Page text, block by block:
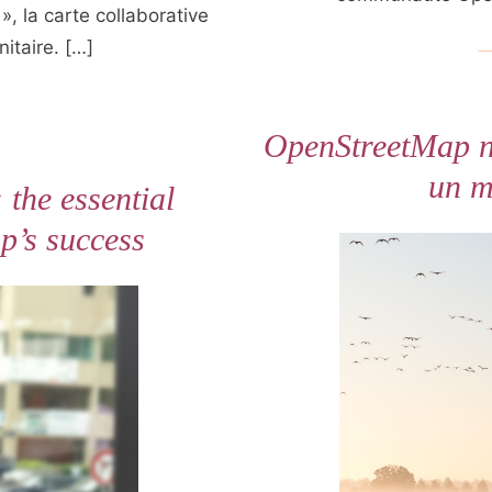
la carte collaborative
[…]
OpenStreetMap
un
essential
success